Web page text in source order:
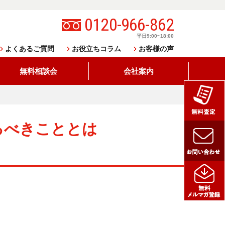
0120-966-862
平日9:00~18:00
よくあるご質問 お役立ちコラム お客様の声
無料相談会 会社案内
きこととは